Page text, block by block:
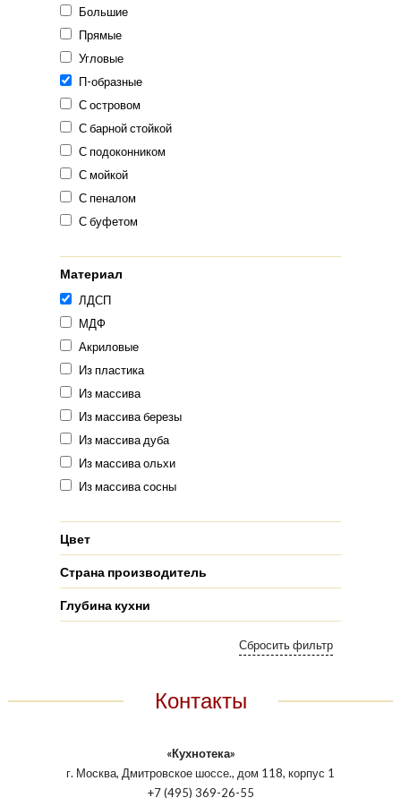
Большие
Прямые
Угловые
П-образные
С островом
С барной стойкой
С подоконником
С мойкой
С пеналом
С буфетом
Материал
ЛДСП
МДФ
Акриловые
Из пластика
Из массива
Из массива березы
Из массива дуба
Из массива ольхи
Из массива сосны
Цвет
Страна производитель
Глубина кухни
Контакты
«Кухнотека»
г. Москва, Дмитровское шоссе., дом 118, корпус 1
+7 (495) 369-26-55